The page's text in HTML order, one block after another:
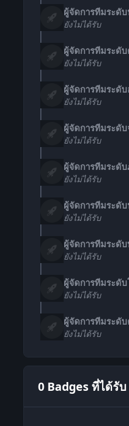
ผู้จัดการทีมระดั
ยังไม่ได้รับ
ผู้จัดการทีมระดั
ยังไม่ได้รับ
ผู้จัดการทีมระดับ
ยังไม่ได้รับ
ผู้จัดการทีมระดั
ยังไม่ได้รับ
ผู้จัดการทีมระดั
ยังไม่ได้รับ
ผู้จัดการทีมระดับ
ยังไม่ได้รับ
ผู้จัดการทีมระดั
ยังไม่ได้รับ
ผู้จัดการทีมระดับ
ยังไม่ได้รับ
ผู้จัดการทีมระดั
ยังไม่ได้รับ
0 Badges ที่ได้รับ